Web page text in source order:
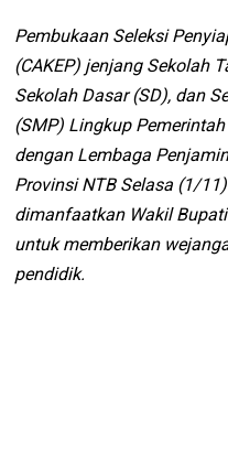
Pembukaan Seleksi
(CAKEP) jenjang Sekolah
Sekolah Dasar (SD), dan
(SMP) Lingkup
dengan Lembaga
Provinsi NTB Selasa (1/
dimanfaatkan Wakil
untuk memberikan
pendidik.